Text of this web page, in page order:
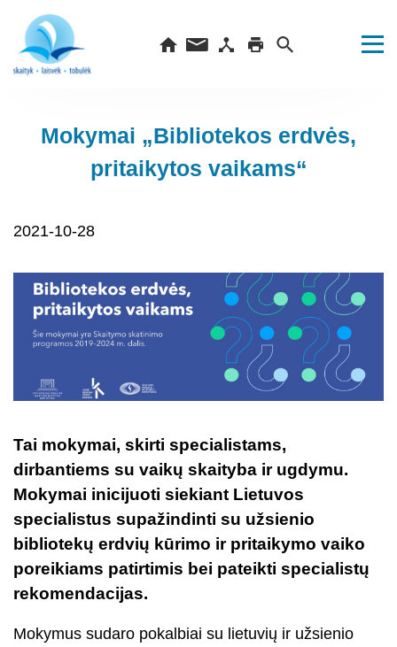
Mokymai „Bibliotekos erdvės,
pritaikytos vaikams“
2021-10-28
Tai mokymai, skirti specialistams,
dirbantiems su vaikų skaityba ir ugdymu.
Mokymai inicijuoti siekiant Lietuvos
specialistus supažindinti su užsienio
bibliotekų erdvių kūrimo ir pritaikymo vaiko
poreikiams patirtimis bei pateikti specialistų
rekomendacijas.
Mokymus sudaro pokalbiai su lietuvių ir užsienio